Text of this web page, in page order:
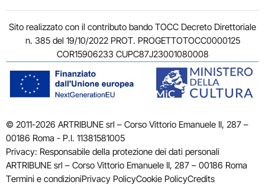
Sito realizzato con il contributo bando TOCC Decreto Direttoriale
n. 385 del 19/10/2022 PROT. PROGETTOTOCC0000125
COR15906233 CUPC87J23001080008
© 2011-2026 ARTRIBUNE srl – Corso Vittorio Emanuele II, 287 –
00186 Roma - P.I. 11381581005
Privacy: Responsabile della protezione dei dati personali
ARTRIBUNE srl – Corso Vittorio Emanuele II, 287 – 00186 Roma
Termini e condizioniPrivacy PolicyCookie PolicyCredits